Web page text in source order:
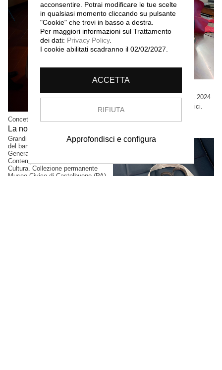
Come mostri, ritornano,
2024
Grandi formati, esemplari unici.
Collezione privata, Tokio,
Giappone.
Concetta Modica
La notte di Sant'Anna,
Grandi formati. Progetto vincitore
del bando PAC2021, Direzione
Generale Creatività
Contemporanea del Ministero della
Cultura. Collezione permanente
Museo Civico di Castelbuono (PA),
acconsentire. Potrai modificare le tue scelte
in qualsiasi momento cliccando su pulsante
"Cookie" che trovi in basso a destra.
Per maggiori informazioni sul Trattamento
dei dati: Privacy Policy.
I cookie abilitati scadranno il 02/02/2027.
ACCETTA
RIFIUTA
Approfondisci e configura